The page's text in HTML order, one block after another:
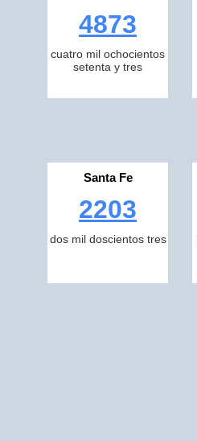
4873
cuatro mil ochocientos
setenta y tres
Santa Fe
2203
dos mil doscientos tres